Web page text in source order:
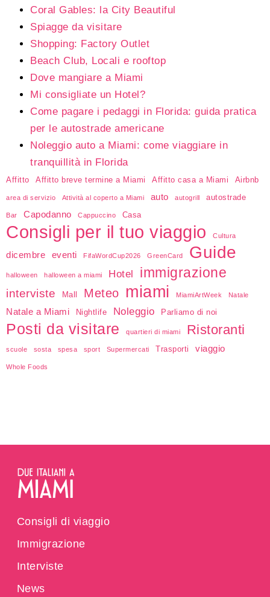
Coral Gables: la City Beautiful
Spiagge da visitare
Shopping: Factory Outlet
Beach Club, Locali e rooftop
Dove mangiare a Miami
Mi consigliate un Hotel?
Come pagare i pedaggi in Florida: guida pratica
per le autostrade americane
Noleggio auto a Miami: come viaggiare in
tranquillità in Florida
Affitto Affitto breve termine a Miami Affitto casa a Miami Airbnb
area di servizio Attività al coperto a Miami auto autogrill autostrade
Bar Capodanno Cappuccino Casa
Consigli per il tuo viaggio Cultura
dicembre eventi FifaWordCup2026 GreenCard Guide
halloween halloween a miami Hotel immigrazione
interviste Mall Meteo miami MiamiArtWeek Natale
Natale a Miami Nightlife Noleggio Parliamo di noi
Posti da visitare quartieri di miami Ristoranti
scuole sosta spesa sport Supermercati Trasporti viaggio
Whole Foods
Consigli di viaggio
Immigrazione
Interviste
News